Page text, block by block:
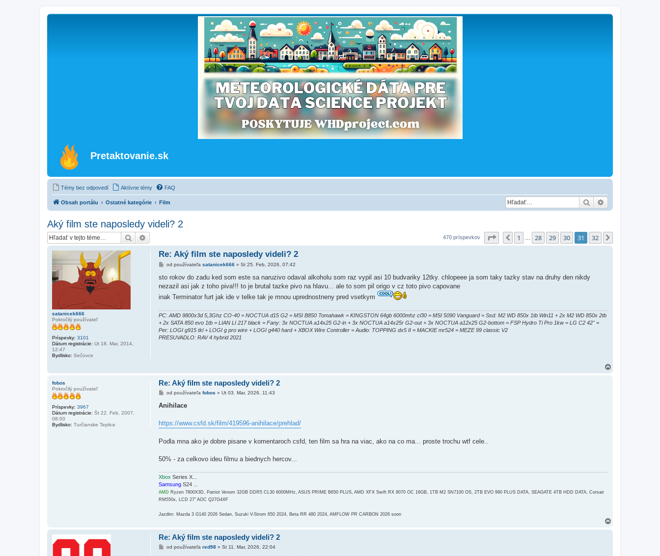
Pretaktovanie.sk
Témy bez odpovedí Aktívne témy FAQ
Obsah portálu Ostatné kategórie Film Hľadať
Aký film ste naposledy videli? 2
Hľadať 470 príspevkov Strana31 z 32
Predchádzajúci
1 28 29 30 31 32
satanicek666
Pokročilý používateľ
Príspevky: 3101
Dátum registrácie: Ut 18. Mar, 2014,
12:47
Bydlisko: Sečovce
Re: Aký film ste naposledy videli? 2
P
í
p
e
v
k
od používateľa satanicek666» St 25. Feb, 2026, 07:42
sto rokov do zadu ked som este sa naruzivo odaval alkoholu som raz vypil asi 10 budvariky 12tky. chlopeee ja som taky tazky stav na druhy den nikdy
nezazil asi jak z toho piva!!! to je brutal tazke pivo na hlavu... ale to som pil origo v cz toto pivo capovane
inak Terminator furt jak ide v telke tak je mnou uprednostneny pred vsetkym
PC: AMD 9800x3d 5,3Ghz CO-40 = NOCTUA d15 G2 = MSI B850 Tomahawk = KINGSTON 64gb 6000mhz cl30 = MSI 5090 Vanguard = Ssd: M2 WD 850x 1tb Win11 + 2x M2 WD 850x 2tb
+ 2x SATA 850 evo 1tb = LIAN LI 217 black = Fany: 3x NOCTUA a14x25 G2-in + 3x NOCTUA a14x25r G2-out + 3x NOCTUA a12x25 G2-bottom = FSP Hydro Ti Pro 1kw = LG C2 42" =
Per: LOGI g915 tkl + LOGI g pro wire + LOGI g440 hard + XBOX Wire Controller = Audio: TOPPING dx5 II = MACKIE mr524 = MEZE 99 classic V2
PRESUVADLO: RAV 4 hybrid 2021
fobos
Pokročilý používateľ
Príspevky: 3967
Dátum registrácie: Št 22. Feb, 2007,
08:00
Bydlisko: Turčianske Teplice
Re: Aký film ste naposledy videli? 2
P
í
e
v
k
od používateľa fobos » Ut 03. Mar, 2026, 11:43
Anihilace
https://www.csfd.sk/film/419596-anihilace/prehlad/
Podla mna ako je dobre pisane v komentaroch csfd, ten film sa hra na viac, ako na co ma... proste trochu wtf cele..
50% - za celkovo ideu filmu a biednych hercov...
Xbox Series X...
Samsung S24 ...
AMD Ryzen 7800X3D, Patriot Venom 32GB DDR5 CL30 6000MHz, ASUS PRIME B650 PLUS, AMD XFX Swift RX 9070 OC 16GB, 1TB M2 SN7100 OS, 2TB EVO 990 PLUS DATA, SEAGATE 4TB HDD DATA, Corsair
RM550x, LCD 27" AOC Q27G4XF
Jazdim: Mazda 3 G140 2026 Sedan, Suzuki V-Strom 650 2024, Beta RR 480 2024, AMFLOW PR CARBON 2026 soon
Re: Aký film ste naposledy videli? 2
Pod používateľa red98» St 11. Mar, 2026, 22:04